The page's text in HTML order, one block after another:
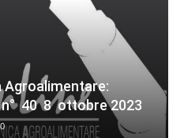
Agroalimentare:
n° 40 8 ottobre 2023
0